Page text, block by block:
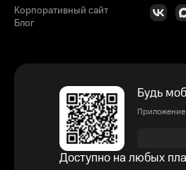
Корпоративный сайт
Блог
Будь
Доступно на любых